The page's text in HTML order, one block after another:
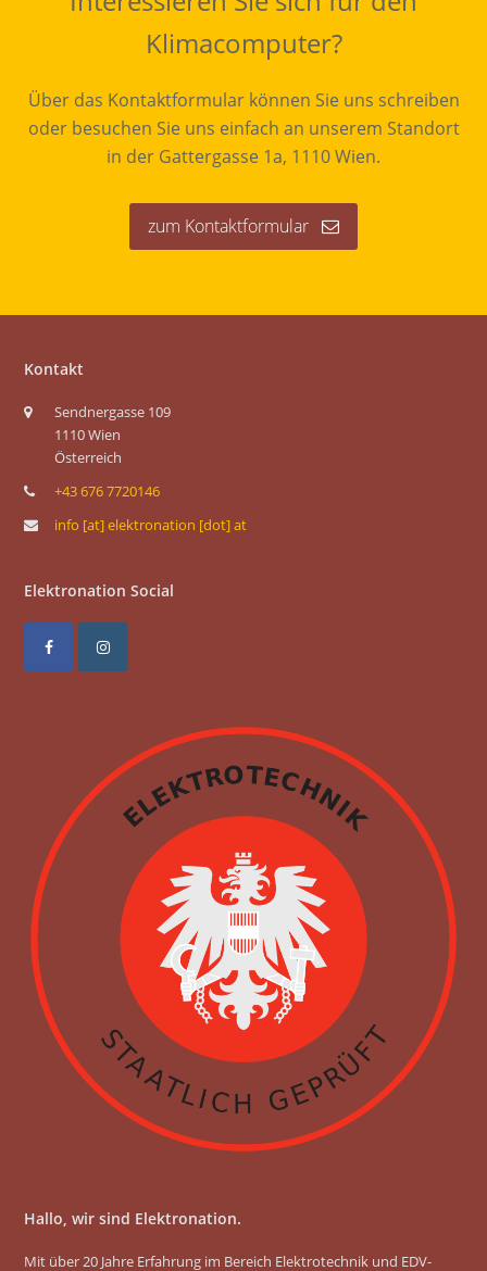
Klimacomputer?
Über das Kontaktformular können Sie uns schreiben
oder besuchen Sie uns einfach an unserem Standort
in der Gattergasse 1a, 1110 Wien.
zum Kontaktformular
Kontakt
Sendnergasse 109
1110 Wien
Österreich
+43 676 7720146
info [at] elektronation [dot] at
Elektronation Social
F
b
I
m
Hallo, wir sind Elektronation.
Mit über 20 Jahre Erfahrung im Bereich Elektrotechnik und EDV-